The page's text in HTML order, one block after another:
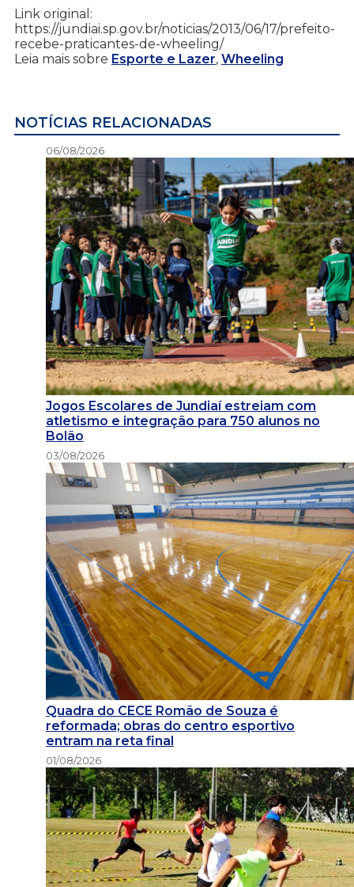
Link original:
https://jundiai.sp.gov.br/noticias/2013/06/17/prefeito-
recebe-praticantes-de-wheeling/
Leia mais sobre Esporte e Lazer, Wheeling
NOTÍCIAS RELACIONADAS
06/08/2026
Jogos Escolares de Jundiaí estreiam com
atletismo e integração para 750 alunos no
Bolão
03/08/2026
Quadra do CECE Romão de Souza é
reformada; obras do centro esportivo
entram na reta final
01/08/2026